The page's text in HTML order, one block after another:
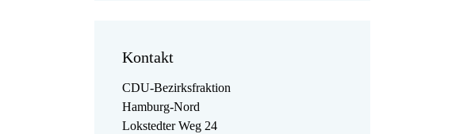
Kontakt
CDU-Bezirksfraktion
Hamburg-Nord
Lokstedter Weg 24